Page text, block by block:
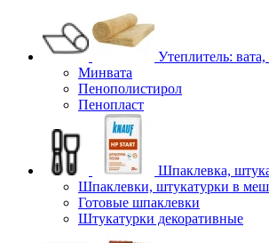
Утеплитель:
Минвата
Пенополистирол
Пенопласт
Шпаклевка,
Шпаклевки, штукатурки в
Готовые шпаклевки
Штукатурки декоративные